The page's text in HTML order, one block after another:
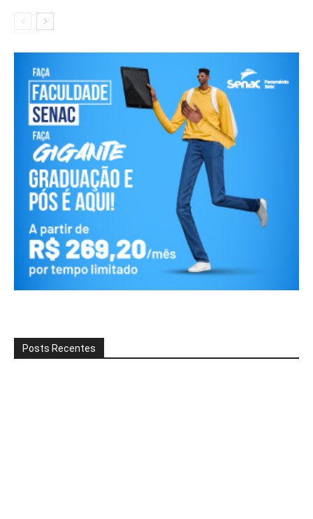
Posts Recentes